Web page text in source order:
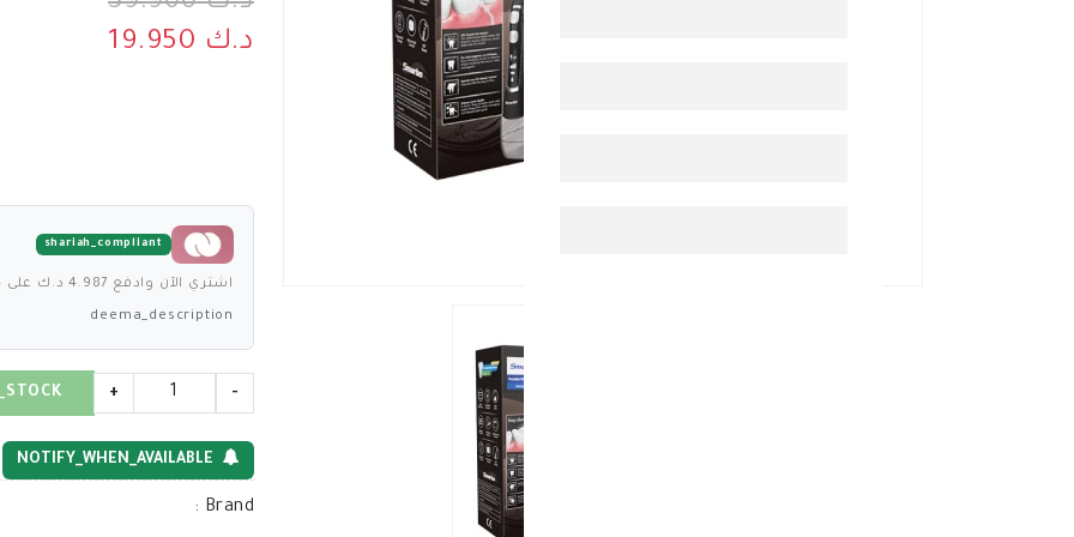
د.ك 19.950
shariah_compliant
اشتري الآن وادفع 4.987 د.ك على 4 دفعات بدون فوائد
deema_description
-
+
NOTIFY_WHEN_AVAILABLE
Brand
: